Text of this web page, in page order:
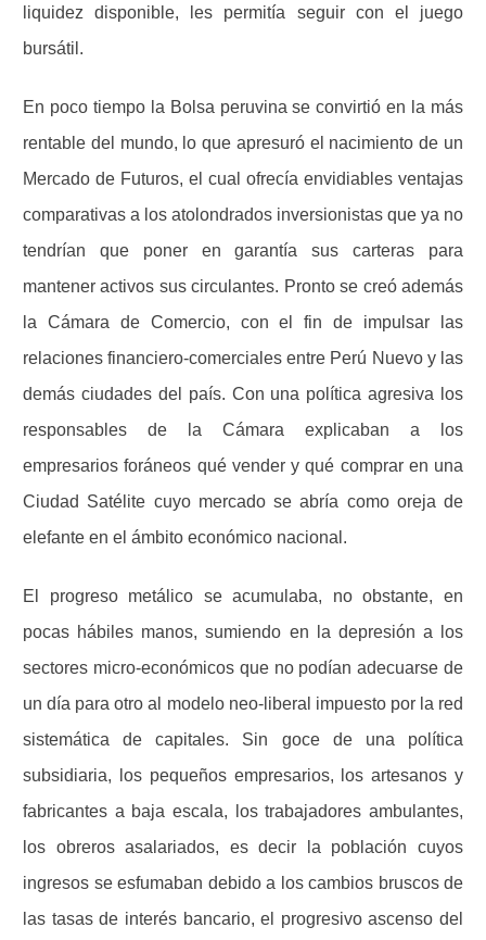
liquidez disponible, les permitía seguir con el juego
bursátil.
En poco tiempo la Bolsa peruvina se convirtió en la más
rentable del mundo, lo que apresuró el nacimiento de un
Mercado de Futuros, el cual ofrecía envidiables ventajas
comparativas a los atolondrados inversionistas que ya no
tendrían que poner en garantía sus carteras para
mantener activos sus circulantes. Pronto se creó además
la Cámara de Comercio, con el fin de impulsar las
relaciones financiero-comerciales entre Perú Nuevo y las
demás ciudades del país. Con una política agresiva los
responsables de la Cámara explicaban a los
empresarios foráneos qué vender y qué comprar en una
Ciudad Satélite cuyo mercado se abría como oreja de
elefante en el ámbito económico nacional.
El progreso metálico se acumulaba, no obstante, en
pocas hábiles manos, sumiendo en la depresión a los
sectores micro-económicos que no podían adecuarse de
un día para otro al modelo neo-liberal impuesto por la red
sistemática de capitales. Sin goce de una política
subsidiaria, los pequeños empresarios, los artesanos y
fabricantes a baja escala, los trabajadores ambulantes,
los obreros asalariados, es decir la población cuyos
ingresos se esfumaban debido a los cambios bruscos de
las tasas de interés bancario, el progresivo ascenso del